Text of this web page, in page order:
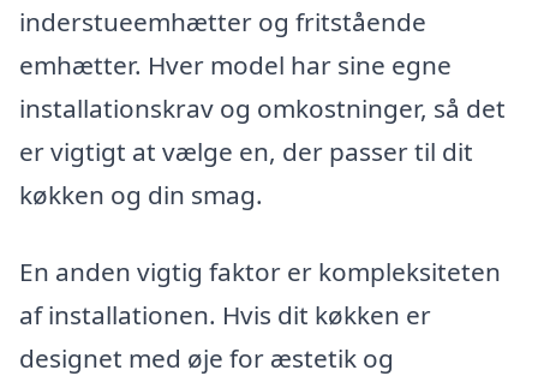
inderstueemhætter og fritstående
emhætter. Hver model har sine egne
installationskrav og omkostninger, så det
er vigtigt at vælge en, der passer til dit
køkken og din smag.
En anden vigtig faktor er kompleksiteten
af installationen. Hvis dit køkken er
designet med øje for æstetik og